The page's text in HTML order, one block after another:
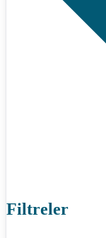
Filtreler